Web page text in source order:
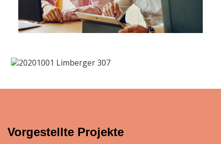
Vorgestellte Projekte